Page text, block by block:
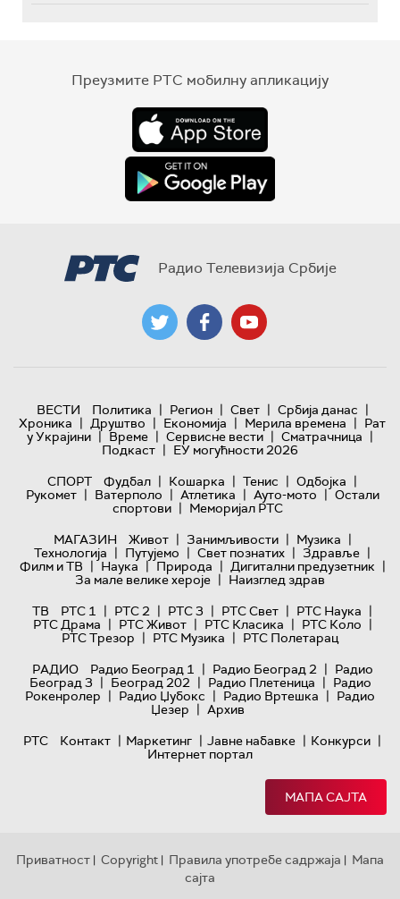
Преузмите РТС мобилну апликацију
Радио Телевизија Србије
ВЕСТИ Политика | Регион | Свет | Србија данас |
Хроника | Друштво | Економија | Мерила времена | Рат
у Украјини | Време | Сервисне вести | Сматрачница |
Подкаст | ЕУ могућности 2026
СПОРТ
Фудбал | Кошарка | Тенис | Одбојка |
Рукомет | Ватерполо | Атлетика | Ауто-мото | Остали
спортови | Меморијал РТС
МАГАЗИН
Живот | Занимљивости | Музика |
Технологијa | Путујемо | Свет познатих | Здравље |
Филм и ТВ | Наука | Природа | Дигитални предузетник |
За мале велике хероје | Наизглед здрав
ТВ
РТС 1 | РТС 2 | РТС 3 | РТС Свет | РТС Наука |
РТС Драма | РТС Живот | РТС Класика | РТС Коло |
РТС Трезор | РТС Музика | РТС Полетарац
РАДИО
Радио Београд 1 | Радио Београд 2 | Радио
Београд 3 | Београд 202 | Радио Плетеница | Радио
Рокенролер | Радио Џубокс | Радио Вртешка | Радио
Џезер | Архив
РТС
Контакт | Маркетинг | Јавне набавке | Конкурси |
Интернет портал
МАПА САЈТА
Приватност | Copyright | Правила употребе садржаја | Мапа
сајта